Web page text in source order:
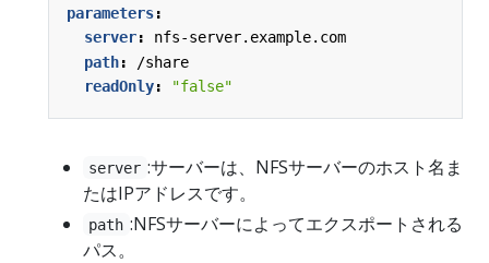
parameters:
server:
nfs-server.example.com
path:
/share
readOnly: "false"
server :サーバーは、NFSサーバーのホスト名ま
たはIPアドレスです。
path :NFSサーバーによってエクスポートされる
パス。